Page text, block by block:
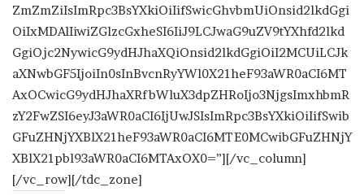
ZmZmZiIsImRpc3BsYXkiOiIifSwicGhvbmUiOnsid2lkdGgi
OiIxMDAlIiwiZGlzcGxheSI6IiJ9LCJwaG9uZV9tYXhfd2lkd
GgiOjc2NywicG9ydHJhaXQiOnsid2lkdGgiOiI2MCUiLCJk
aXNwbGF5IjoiIn0sInBvcnRyYWl0X21heF93aWR0aCI6MT
AxOCwicG9ydHJhaXRfbWluX3dpZHRoIjo3NjgsImxhbmR
zY2FwZSI6eyJ3aWR0aCI6IjUwJSIsImRpc3BsYXkiOiIifSwib
GFuZHNjYXBlX21heF93aWR0aCI6MTE0MCwibGFuZHNjY
XBlX21pbl93aWR0aCI6MTAxOX0=”][/vc_column]
[/vc_row][/tdc_zone]